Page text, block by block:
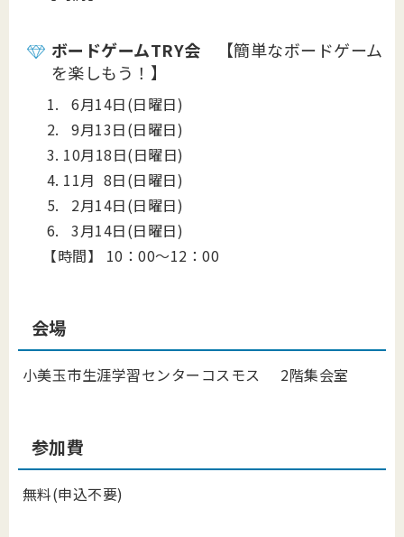
ボードゲームTRY会
【簡単なボードゲーム
を楽しもう！】
1. 6月14日(日曜日)
2. 9月13日(日曜日)
3. 10月18日(日曜日)
4. 11月 8日(日曜日)
5. 2月14日(日曜日)
6. 3月14日(日曜日)
【時間】 10：00～12：00
会場
小美玉市生涯学習センターコスモス 2階集会室
参加費
無料(申込不要)